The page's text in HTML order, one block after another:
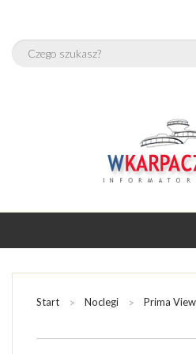
BAZA NOCLEGÓW
PAKIETY
Start Noclegi Prima View